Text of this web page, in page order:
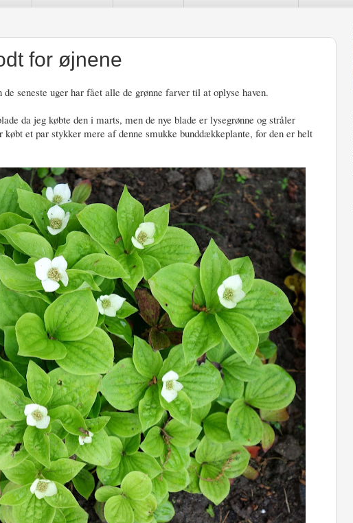
for øjnene
seneste uger har fået alle de grønne farver til at oplyse haven.
da jeg købte den i marts, men de nye blade er lysegrønne og stråler
købt et par stykker mere af denne smukke bunddækkeplante, for den er helt